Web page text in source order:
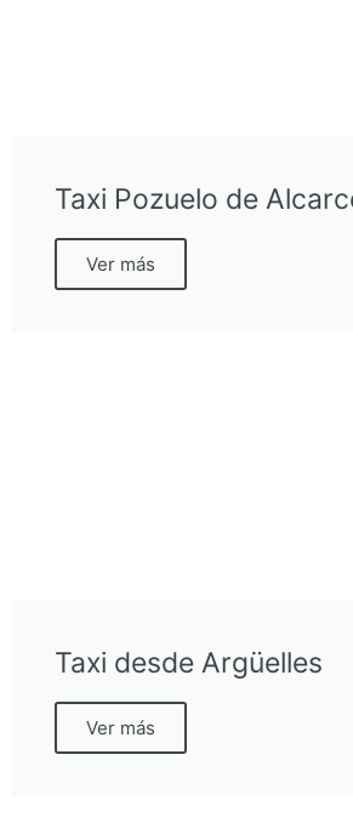
Taxi Pozuelo de
Ver más
Taxi desde Argüelles
Ver más